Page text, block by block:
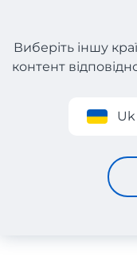
Реєстрація
Виберіть іншу
контент
APART